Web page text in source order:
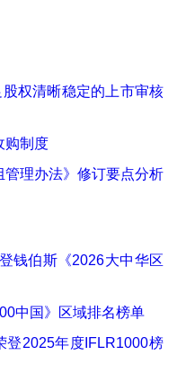
权清晰稳定的上市审核
购制度
理办法》修订要点分析
钱伯斯《2026大中华区
中国》区域排名榜单
登2025年度IFLR1000榜